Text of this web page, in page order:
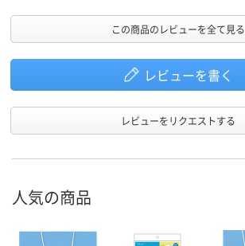
この商品のレビューを全て見る
レビューを書く
レビューをリクエストする
人気の商品